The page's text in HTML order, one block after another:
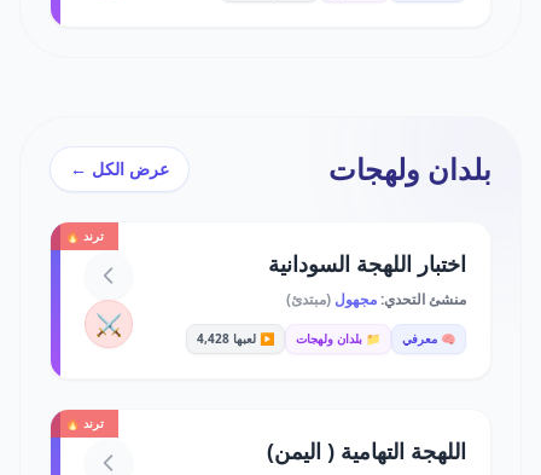
بلدان ولهجات عرض الكل ←
ترند 🔥
اختبار اللهجة السودانية
منشئ التحدي:مجهول (مبتدئ)
🧠 معرفي 📁 بلدان ولهجات ▶️ لعبها 4,428 ⚔️
ترند 🔥
اللهجة التهامية ( اليمن)